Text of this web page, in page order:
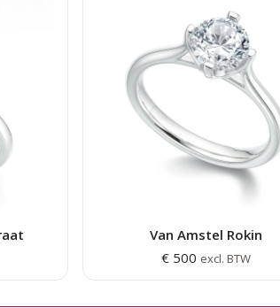
Van Amstel Rokin
€ 500 excl. BTW